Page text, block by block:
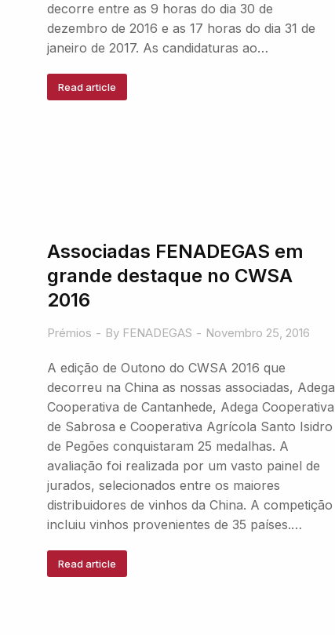
decorre entre as 9 horas do dia 30 de
dezembro de 2016 e as 17 horas do dia 31 de
janeiro de 2017. As candidaturas ao…
Read article
Associadas FENADEGAS em
grande destaque no CWSA
2016
Prémios By FENADEGAS Novembro 25, 2016
A edição de Outono do CWSA 2016 que
decorreu na China as nossas associadas, Adega
Cooperativa de Cantanhede, Adega Cooperativa
de Sabrosa e Cooperativa Agrícola Santo Isidro
de Pegões conquistaram 25 medalhas. A
avaliação foi realizada por um vasto painel de
jurados, selecionados entre os maiores
distribuidores de vinhos da China. A competição
incluiu vinhos provenientes de 35 países.…
Read article